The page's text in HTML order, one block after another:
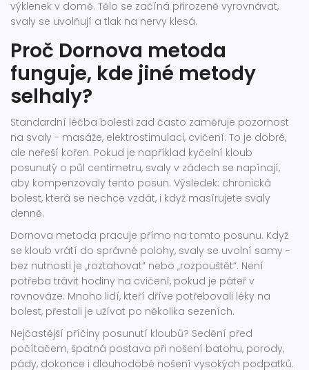
výklenek v domě. Tělo se začíná přirozeně vyrovnávat,
svaly se uvolňují a tlak na nervy klesá.
Proč Dornova metoda
funguje, kde jiné metody
selhaly?
Standardní léčba bolesti zad často zaměřuje pozornost
na svaly - masáže, elektrostimulaci, cvičení. To je dobré,
ale neřeší kořen. Pokud je například kyčelní kloub
posunutý o půl centimetru, svaly v zádech se napínají,
aby kompenzovaly tento posun. Výsledek: chronická
bolest, která se nechce vzdát, i když masírujete svaly
denně.
Dornova metoda pracuje přímo na tomto posunu. Když
se kloub vrátí do správné polohy, svaly se uvolní samy -
bez nutnosti je „roztahovat“ nebo „rozpouštět“. Není
potřeba trávit hodiny na cvičení, pokud je páteř v
rovnováze. Mnoho lidí, kteří dříve potřebovali léky na
bolest, přestali je užívat po několika sezeních.
Nejčastější příčiny posunutí kloubů? Sedění před
počítačem, špatná postava při nošení batohu, porody,
pády, dokonce i dlouhodobé nošení vysokých podpatků.